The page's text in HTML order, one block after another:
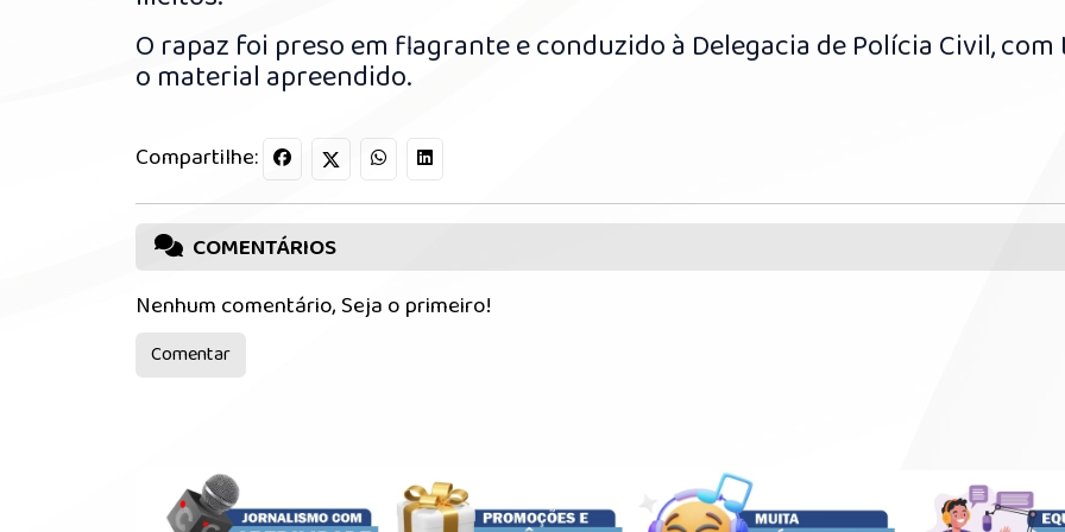
O rapaz foi preso em flagrante e conduzido à Delegacia de Polícia Civil,
o material apreendido.
Compartilhe:
COMENTÁRIOS
Nenhum comentário, Seja o primeiro!
Comentar